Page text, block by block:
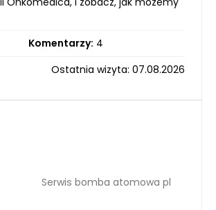
Komentarzy: 4
Ostatnia wizyta: 07.08.2026
Serwis bomba atomowa pl